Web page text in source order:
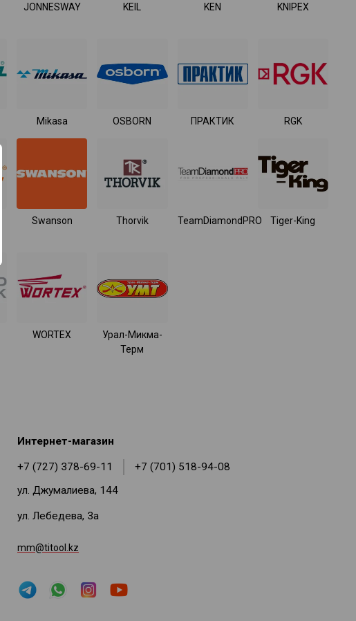
JONNESWAY KEIL KEN KNIPEX
Mikasa OSBORN ПРАКТИК RGK
Swanson Thorvik TeamDiamondPRO Tiger-King
WORTEX
Урал-Микма-
Терм
Интернет-магазин
+7 (727) 378-69-11
+7 (701) 518-94-08
ул. Джумалиева, 144
ул. Лебедева, 3а
mm@titool.kz